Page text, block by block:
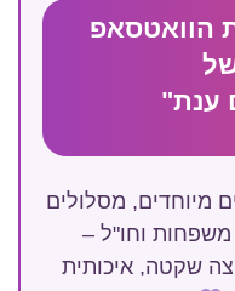
הוואטסאפ
ענת"
מיוחדים, מסלולים
משפחות וחו"ל –
שקטה, איכותית